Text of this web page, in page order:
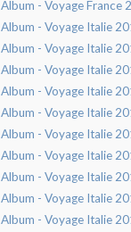
Album - Voyage France
Album - Voyage Italie
Album - Voyage Italie
Album - Voyage Italie
Album - Voyage Italie
Album - Voyage Italie
Album - Voyage Italie
Album - Voyage Italie
Album - Voyage Italie
Album - Voyage Italie
Album - Voyage Italie